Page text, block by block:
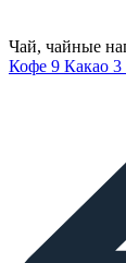
Чай, чайные
Кофе 9 Какао 3